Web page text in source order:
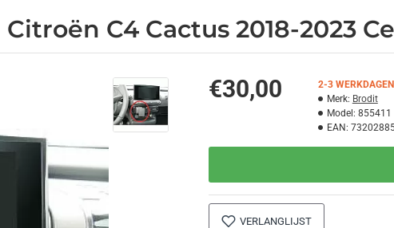
C4 Cactus 2018-2023
€30,00
2-3
Merk: Brodit
Model: 855411
EAN:
VERLANGLIJST